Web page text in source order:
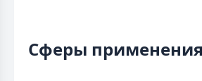
Сферы применения